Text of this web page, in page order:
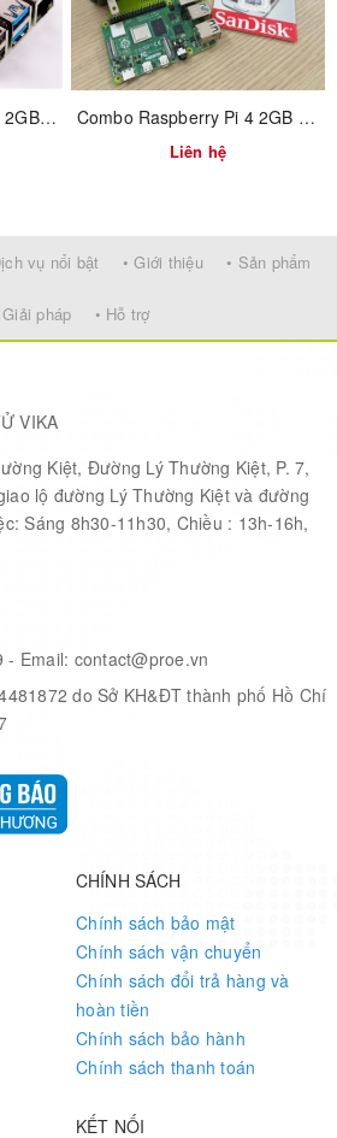
Raspberry Pi 4 Model B 2GB RAM Combo Raspberry Pi 4 2GB RAM vỏ ABS
Liên hệ
vụ nổi bật • Giới thiệu • Sản phẩm
Giải pháp • Hỗ trợ
VIKA
Kiệt, Đường Lý Thường Kiệt, P. 7,
lộ đường Lý Thường Kiệt và đường
Sáng 8h30-11h30, Chiều : 13h-16h,
- Email: contact@proe.vn
do Sở KH&ĐT thành phố Hồ Chí
CHÍNH SÁCH
Chính sách bảo mật
Chính sách vận chuyển
Chính sách đổi trả hàng và
hoàn tiền
Chính sách bảo hành
Chính sách thanh toán
KẾT NỐI